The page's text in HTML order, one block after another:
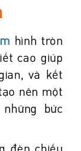
hình tròn
cao giúp
và kết
nên một
bức